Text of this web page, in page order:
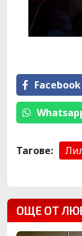
Facebook
Тагове:
ОЩЕ ОТ